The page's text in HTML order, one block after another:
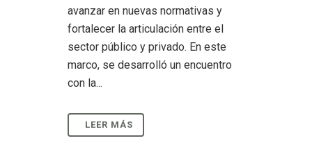
avanzar en nuevas normativas y
fortalecer la articulación entre el
sector público y privado. En este
marco, se desarrolló un encuentro
con la...